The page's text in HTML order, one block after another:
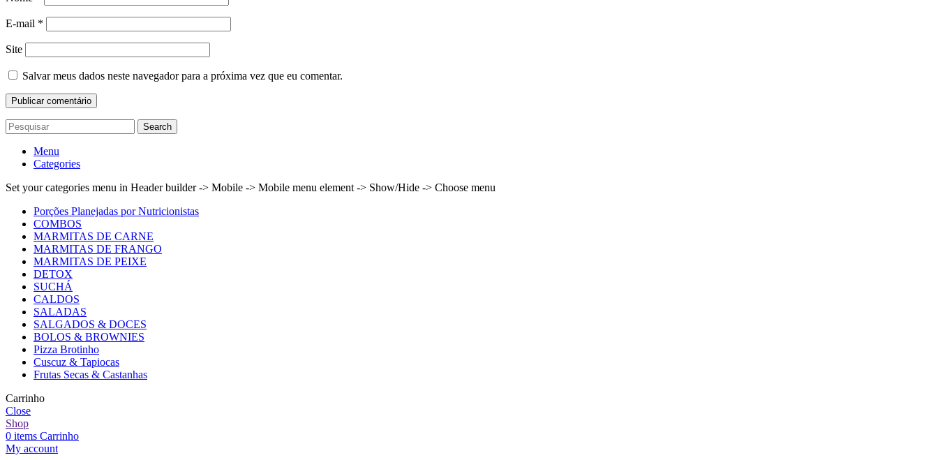
E-mail *
Site
Salvar meus dados neste navegador para a próxima vez que eu comentar.
Search
Menu
Categories
Set your categories menu in Header builder -> Mobile -> Mobile menu element -> Show/Hide -> Choose menu
Porções Planejadas por Nutricionistas
COMBOS
MARMITAS DE CARNE
MARMITAS DE FRANGO
MARMITAS DE PEIXE
DETOX
SUCHÁ
CALDOS
SALADAS
SALGADOS & DOCES
BOLOS & BROWNIES
Pizza Brotinho
Cuscuz & Tapiocas
Frutas Secas & Castanhas
Carrinho
Close
Shop
0 items Carrinho
My account